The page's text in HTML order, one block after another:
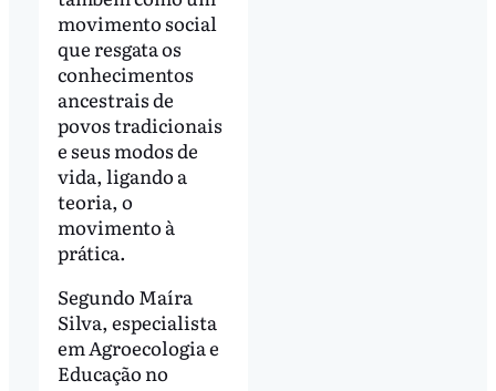
movimento social
que resgata os
conhecimentos
ancestrais de
povos tradicionais
e seus modos de
vida, ligando a
teoria, o
movimento à
prática.
Segundo Maíra
Silva, especialista
em Agroecologia e
Educação no